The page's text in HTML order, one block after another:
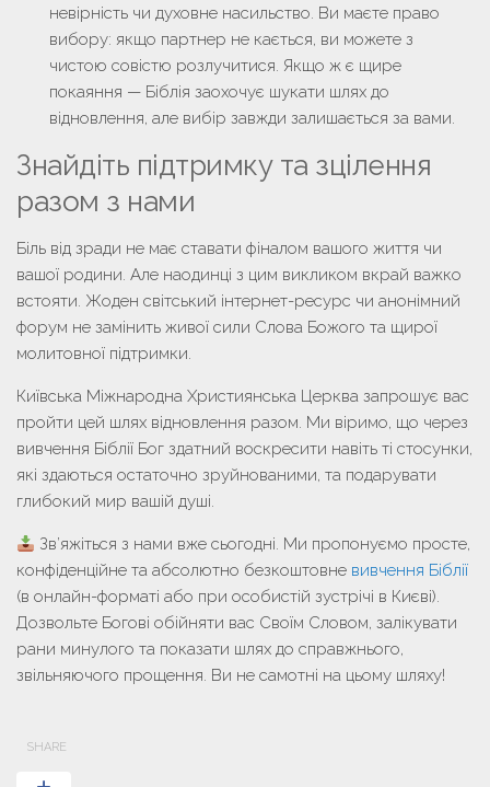
невірність чи духовне насильство. Ви маєте право
вибору: якщо партнер не кається, ви можете з
чистою совістю розлучитися. Якщо ж є щире
покаяння — Біблія заохочує шукати шлях до
відновлення, але вибір завжди залишається за вами.
Знайдіть підтримку та зцілення
разом з нами
Біль від зради не має ставати фіналом вашого життя чи
вашої родини. Але наодинці з цим викликом вкрай важко
встояти. Жоден світський інтернет-ресурс чи анонімний
форум не замінить живої сили Слова Божого та щирої
молитовної підтримки.
Київська Міжнародна Християнська Церква запрошує вас
пройти цей шлях відновлення разом. Ми віримо, що через
вивчення Біблії Бог здатний воскресити навіть ті стосунки,
які здаються остаточно зруйнованими, та подарувати
глибокий мир вашій душі.
Зв’яжіться з нами вже сьогодні. Ми пропонуємо просте,
конфіденційне та абсолютно безкоштовне вивчення Біблії
(в онлайн-форматі або при особистій зустрічі в Києві).
Дозвольте Богові обійняти вас Своїм Словом, залікувати
рани минулого та показати шлях до справжнього,
звільняючого прощення. Ви не самотні на цьому шляху!
SHARE